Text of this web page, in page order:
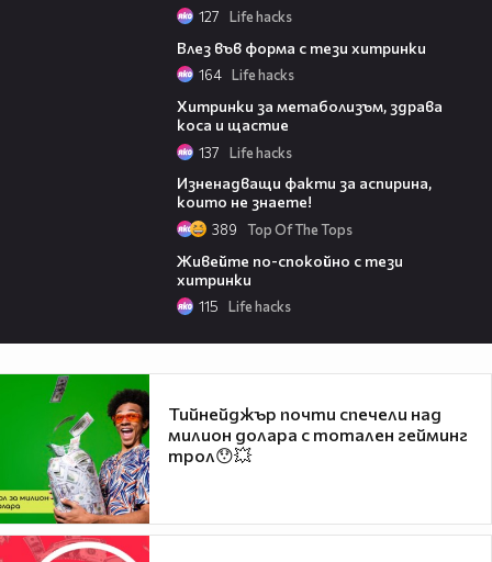
127 Life hacks
Влез във форма с тези хитринки
164 Life hacks
Хитринки за метаболизъм, здрава
коса и щастие
137 Life hacks
Изненадващи факти за аспирина,
които не знаете!
389 Top Of The Tops
Живейте по-спокойно с тези
хитринки
115 Life hacks
Тийнейджър почти спечели над
милион долара с тотален гейминг
трол😯💥